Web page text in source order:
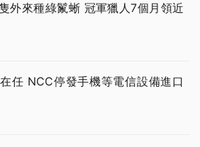
外來種綠鬣蜥 冠軍獵人7個月領近
任 NCC停發手機等電信設備進口